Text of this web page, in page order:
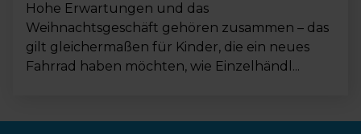
Hohe Erwartungen und das
Weihnachtsgeschäft gehören zusammen – das
gilt gleichermaßen für Kinder, die ein neues
Fahrrad haben möchten, wie Einzelhändl...